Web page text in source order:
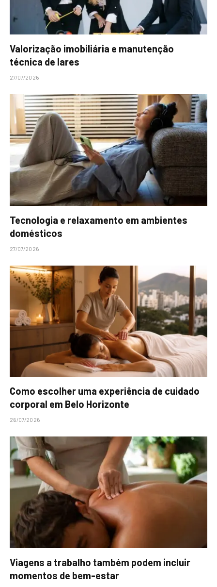
Valorização imobiliária e manutenção
técnica de lares
27/07/2026
Tecnologia e relaxamento em ambientes
domésticos
27/07/2026
Como escolher uma experiência de cuidado
corporal em Belo Horizonte
26/07/2026
Viagens a trabalho também podem incluir
momentos de bem-estar